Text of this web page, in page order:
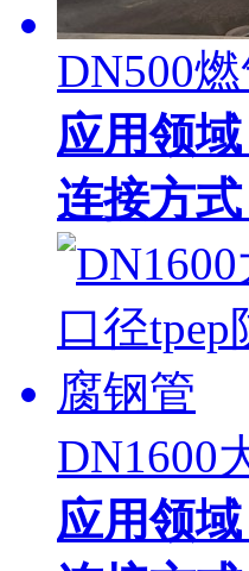
DN500
应用领域
连接方式
DN1600
应用领域